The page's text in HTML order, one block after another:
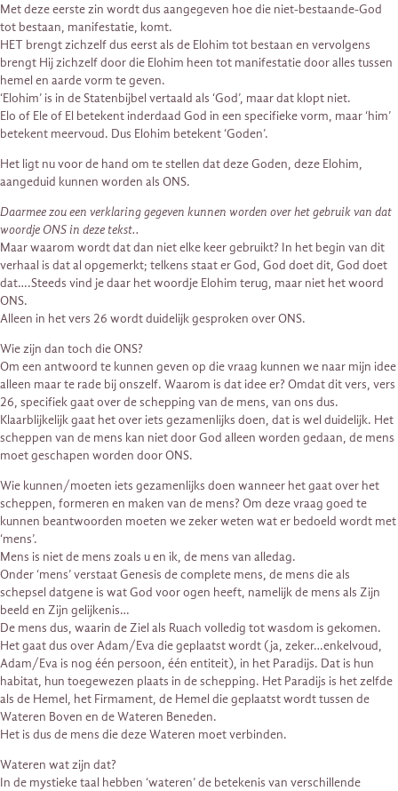
Met deze eerste zin wordt dus aangegeven hoe die niet-bestaande-God
tot bestaan, manifestatie, komt.
HET brengt zichzelf dus eerst als de Elohim tot bestaan en vervolgens
brengt Hij zichzelf door die Elohim heen tot manifestatie door alles tussen
hemel en aarde vorm te geven.
‘Elohim’ is in de Statenbijbel vertaald als ‘God’, maar dat klopt niet.
Elo of Ele of El betekent inderdaad God in een specifieke vorm, maar ‘him’
betekent meervoud. Dus Elohim betekent ‘Goden’.
Het ligt nu voor de hand om te stellen dat deze Goden, deze Elohim,
aangeduid kunnen worden als ONS.
Daarmee zou een verklaring gegeven kunnen worden over het gebruik van dat
woordje ONS in deze tekst..
Maar waarom wordt dat dan niet elke keer gebruikt? In het begin van dit
verhaal is dat al opgemerkt; telkens staat er God, God doet dit, God doet
dat….Steeds vind je daar het woordje Elohim terug, maar niet het woord
ONS.
Alleen in het vers 26 wordt duidelijk gesproken over ONS.
Wie zijn dan toch die ONS?
Om een antwoord te kunnen geven op die vraag kunnen we naar mijn idee
alleen maar te rade bij onszelf. Waarom is dat idee er? Omdat dit vers, vers
26, specifiek gaat over de schepping van de mens, van ons dus.
Klaarblijkelijk gaat het over iets gezamenlijks doen, dat is wel duidelijk. Het
scheppen van de mens kan niet door God alleen worden gedaan, de mens
moet geschapen worden door ONS.
Wie kunnen/moeten iets gezamenlijks doen wanneer het gaat over het
scheppen, formeren en maken van de mens? Om deze vraag goed te
kunnen beantwoorden moeten we zeker weten wat er bedoeld wordt met
‘mens’.
Mens is niet de mens zoals u en ik, de mens van alledag.
Onder ‘mens’ verstaat Genesis de complete mens, de mens die als
schepsel datgene is wat God voor ogen heeft, namelijk de mens als Zijn
beeld en Zijn gelijkenis…
De mens dus, waarin de Ziel als Ruach volledig tot wasdom is gekomen.
Het gaat dus over Adam/Eva die geplaatst wordt (ja, zeker…enkelvoud,
Adam/Eva is nog één persoon, één entiteit), in het Paradijs. Dat is hun
habitat, hun toegewezen plaats in de schepping. Het Paradijs is het zelfde
als de Hemel, het Firmament, de Hemel die geplaatst wordt tussen de
Wateren Boven en de Wateren Beneden.
Het is dus de mens die deze Wateren moet verbinden.
Wateren wat zijn dat?
In de mystieke taal hebben ‘wateren’ de betekenis van verschillende